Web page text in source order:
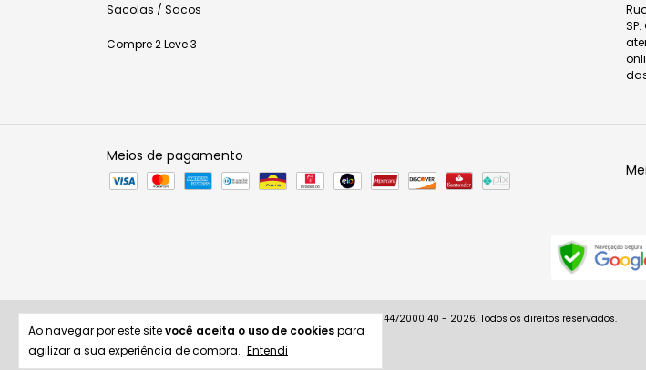
Ao navegar por este sitevocê aceita o uso de cookiespara
agilizar a sua experiência de compra. Entendi
Sacolas / Sacos
Compre 2 Leve 3
Meios de pagamento
Copyright Kaiambá Embalagens e Acessórios Ltda - 32884472000140 - 2026. Todos os direitos reservados.